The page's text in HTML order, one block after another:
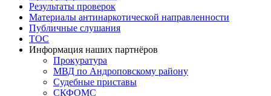
Результаты проверок
Материалы антинаркотической направленности
Публичные слушания
ТОС
Информация наших партнёров
Прокуратура
МВД по Андроповскому району
Судебные приставы
СКФОМС